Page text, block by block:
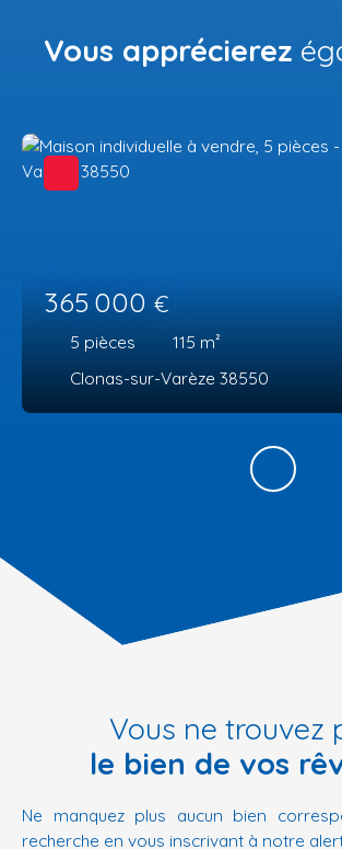
Vous apprécierez
365 000 €
5 pièces 115 m²
Clonas-sur-Varèze 38550
Vous ne trouvez
le bien de vos
Ne manquez plus aucun bien
recherche en vous inscrivant à notre